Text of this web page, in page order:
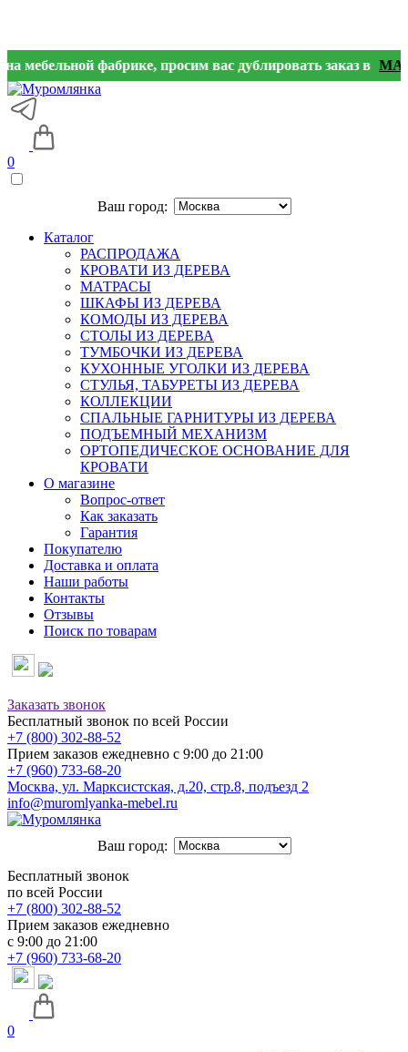
фабрике, просим вас дублировать заказ в МАХ,
0
Ваш город:
Каталог
РАСПРОДАЖА
КРОВАТИ ИЗ ДЕРЕВА
МАТРАСЫ
ШКАФЫ ИЗ ДЕРЕВА
КОМОДЫ ИЗ ДЕРЕВА
СТОЛЫ ИЗ ДЕРЕВА
ТУМБОЧКИ ИЗ ДЕРЕВА
КУХОННЫЕ УГОЛКИ ИЗ ДЕРЕВА
СТУЛЬЯ, ТАБУРЕТЫ ИЗ ДЕРЕВА
КОЛЛЕКЦИИ
СПАЛЬНЫЕ ГАРНИТУРЫ ИЗ ДЕРЕВА
ПОДЪЕМНЫЙ МЕХАНИЗМ
ОРТОПЕДИЧЕСКОЕ ОСНОВАНИЕ ДЛЯ
КРОВАТИ
О магазине
Вопрос-ответ
Как заказать
Гарантия
Покупателю
Доставка и оплата
Наши работы
Контакты
Отзывы
Поиск по товарам
Заказать звонок
Бесплатный звонок по всей России
+7 (800) 302-88-52
Прием заказов ежедневно с 9:00 до 21:00
+7 (960) 733-68-20
Москва, ул. Марксистская, д.20, стр.8, подъезд 2
info@muromlyanka-mebel.ru
Ваш город:
Бесплатный звонок
по всей России
+7 (800) 302-88-52
Прием заказов ежедневно
с 9:00 до 21:00
+7 (960) 733-68-20
0